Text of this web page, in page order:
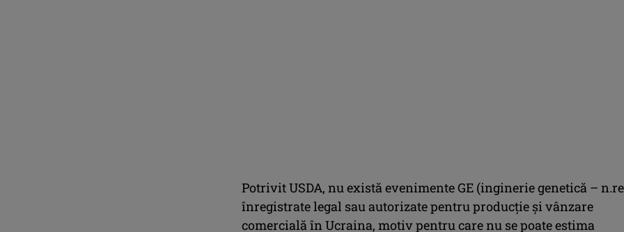
Potrivit USDA, nu există evenimente GE (inginerie genetică –
înregistrate legal sau autorizate pentru producție și vânzare
comercială în Ucraina, motiv pentru care nu se poate estima